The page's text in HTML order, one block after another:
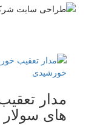
مدار
های سولار